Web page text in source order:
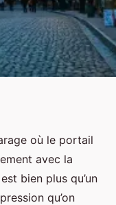
: guide
où le portail
avec la
bien plus qu’un
qu’on